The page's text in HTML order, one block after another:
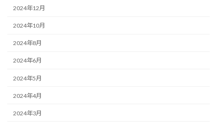
2024年12月
2024年10月
2024年8月
2024年6月
2024年5月
2024年4月
2024年3月